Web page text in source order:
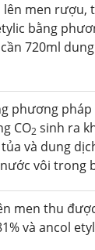
men rượu,
bằng
720ml
phương
CO2 sinh ra
và dung
vôi trong
men thu
và ancol